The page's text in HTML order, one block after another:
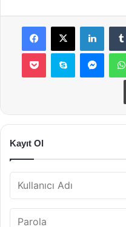
Facebook
X
Pocket Skype
Kayıt Ol